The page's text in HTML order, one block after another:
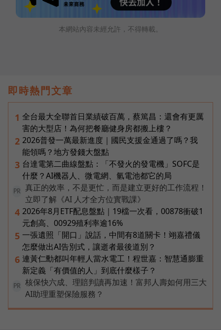
本網站內容未經允許，不得轉載。
即時熱門文章
1 全台最大全聯首日業績破百萬，蔡篤昌：還會有更厲
害的大型店！為何把餐廳健身房都搬上樓？
2 2026普發一萬最新進度｜國民支援金通過了嗎？我
能領嗎？地方發錢大盤點
3 台達電第二曲線盤點：「不發火的發電機」SOFC是
什麼？AI機器人、微電網、氫電池都它的局
PR
真正的效率，不是更忙，而是建立更好的工作流程！
立即了解《AI 人才全方位實戰課》
4 2026年8月ETF配息盤點｜19檔一次看，00878衝破1
元創高、00929殖利率逾16%
5 一張遺照「開口」說話，中間有8道關卡！翊嘉禮儀
怎麼做出AI告別式，讓逝者最後道別？
6 連黃仁勳都叫年輕人當水電工！程世嘉：智慧通膨重
新定義「有價值的人」到底什麼樣子？
PR
核保快六成、理賠判讀再加速！富邦人壽如何用三大
AI助理重塑保險服務？